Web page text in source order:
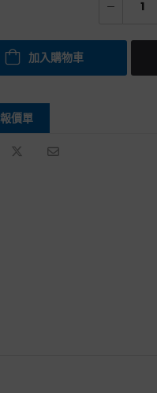
加入購物車
價單